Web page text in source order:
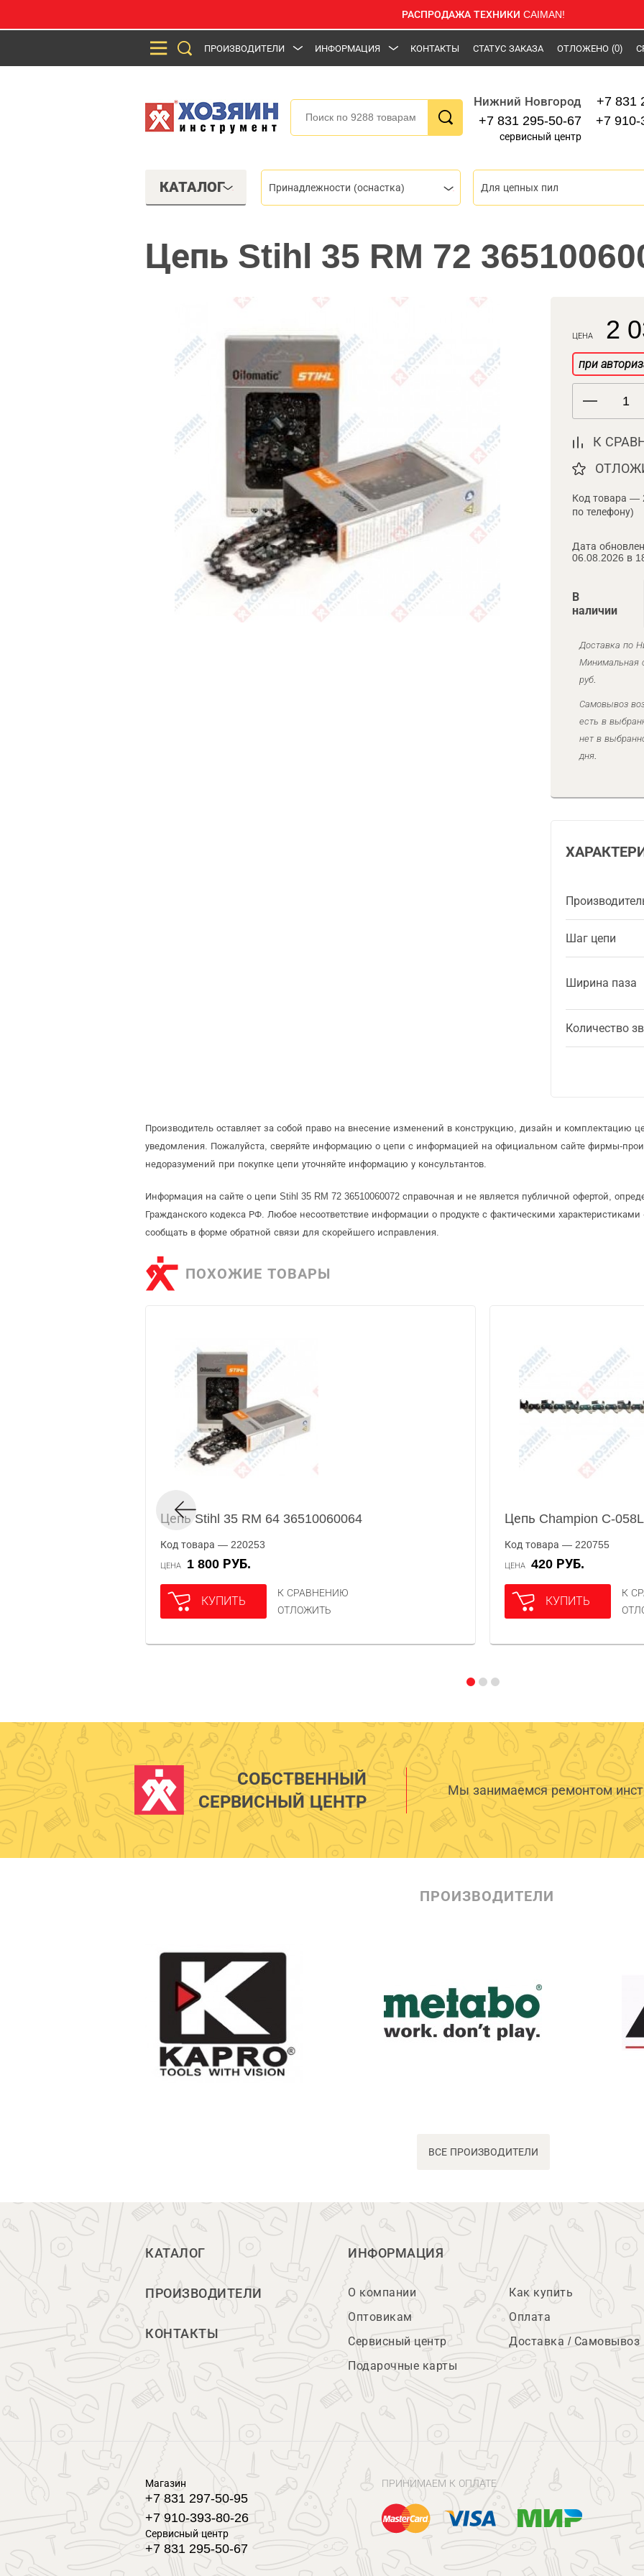
РАСПРОДАЖА ТЕХНИКИ CAIMAN!
ПРОИЗВОДИТЕЛИ ИНФОРМАЦИЯ КОНТАКТЫ СТАТУС ЗАКАЗА ОТЛОЖЕНО (0)
Нижний Новгород
+7 831 295-50-67
сервисный центр
+7 831
+7 910-
КАТАЛОГ Принадлежности (оснастка) Для цепных пил
Цепь Stihl 35 RM 72
ЦЕНА 2
при
К
Код товара —
по телефону)
Дата
06.08.2026 в
В
наличии
Доставка по
Минимальная
руб.
Самовывоз
есть в
нет в
дня.
Шаг цепи
Ширина паза
Количество
Производитель оставляет за собой право на внесение изменений в конструкцию, дизайн и комплектацию
уведомления. Пожалуйста, сверяйте информацию о цепи с информацией на официальном сайте фирмы-
недоразумений при покупке цепи уточняйте информацию у консультантов.
Информация на сайте о цепи Stihl 35 RM 72 36510060072 справочная и не является публичной офертой,
Гражданского кодекса РФ. Любое несоответствие информации о продукте с фактическими
сообщать в форме обратной связи для скорейшего исправления.
ПОХОЖИЕ ТОВАРЫ
Цепь Stihl 35 RM 64 36510060064
Код товара — 220253
ЦЕНА 1 800 РУБ.
КУПИТЬ
К СРАВНЕНИЮ
ОТЛОЖИТЬ
Цепь Champion C-
Код товара — 220755
ЦЕНА 420 РУБ.
КУПИТЬ
К
СОБСТВЕННЫЙ
СЕРВИСНЫЙ ЦЕНТР
Мы занимаемся ремонтом
ПРОИЗВОДИТЕЛИ
ВСЕ ПРОИЗВОДИТЕЛИ
КАТАЛОГ
ПРОИЗВОДИТЕЛИ
КОНТАКТЫ
ИНФОРМАЦИЯ
О компании
Оптовикам
Сервисный центр
Подарочные карты
Как купить
Оплата
Доставка / Самовывоз
Магазин
+7 831 297-50-95
+7 910-393-80-26
Сервисный центр
+7 831 295-50-67
ПРИНИМАЕМ К ОПЛАТЕ